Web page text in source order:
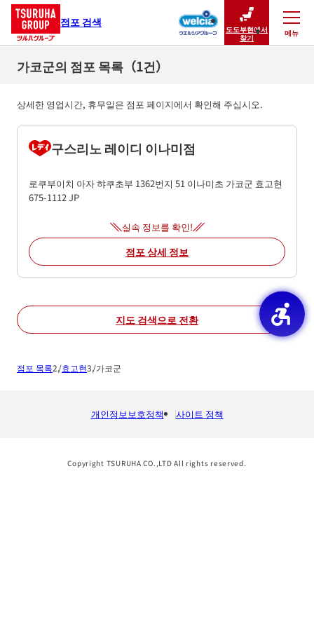
점포 검색
도도부현에서
찾기
메뉴
닫기
가코군의 점포 목록（1건）
상세한 영업시간, 휴무일은 점포 페이지에서 확인해 주십시오.
구스리노 레이디 이나미점
로쿠부이치 아자 햐쿠초부 1362번지 51 이나미초 가코군 효고현
675-1112JP
실속 정보를 확인!
점포 상세 정보
지도 검색으로 전환
점포 목록 효고현 가코군
개인정보보호정책 사이트 정책
Copyright TSURUHA CO.,LTD All rights reserved.